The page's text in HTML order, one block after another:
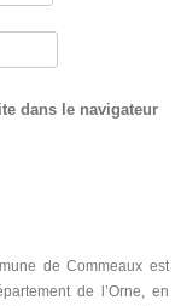
dans le navigateur
de Commeaux est
de l’Orne, en